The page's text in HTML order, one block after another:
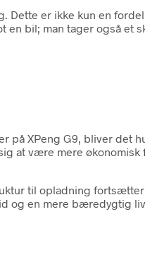
er ikke kun en
en bil; man tager også et
på XPeng G9, bliver det
at være mere økonomisk
til opladning
og en mere bæredygtig